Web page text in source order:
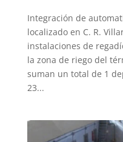
Integración de
localizado en C. R.
instalaciones de
la zona de riego del
suman un total de 1
23...